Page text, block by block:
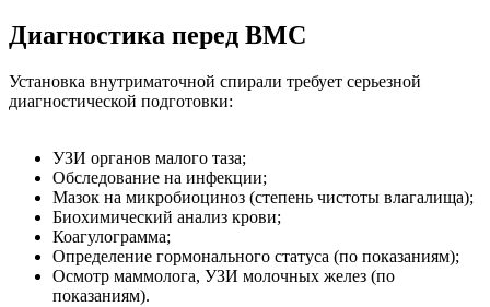
Диагностика перед ВМС
Установка внутриматочной спирали требует серьезной
диагностической подготовки:
УЗИ органов малого таза;
Обследование на инфекции;
Мазок на микробиоциноз (степень чистоты влагалища);
Биохимический анализ крови;
Коагулограмма;
Определение гормонального статуса (по показаниям);
Осмотр маммолога, УЗИ молочных желез (по
показаниям).